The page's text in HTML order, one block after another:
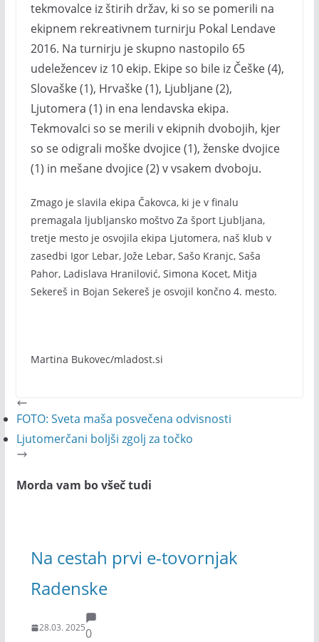
tekmovalce iz štirih držav, ki so se pomerili na
ekipnem rekreativnem turnirju Pokal Lendave
2016. Na turnirju je skupno nastopilo 65
udeležencev iz 10 ekip. Ekipe so bile iz Češke (4),
Slovaške (1), Hrvaške (1), Ljubljane (2),
Ljutomera (1) in ena lendavska ekipa.
Tekmovalci so se merili v ekipnih dvobojih, kjer
so se odigrali moške dvojice (1), ženske dvojice
(1) in mešane dvojice (2) v vsakem dvoboju.
Zmago je slavila ekipa Čakovca, ki je v finalu
premagala ljubljansko moštvo Za šport Ljubljana,
tretje mesto je osvojila ekipa Ljutomera, naš klub v
zasedbi Igor Lebar, Jože Lebar, Sašo Kranjc, Saša
Pahor, Ladislava Hranilović, Simona Kocet, Mitja
Sekereš in Bojan Sekereš je osvojil končno 4. mesto.
Martina Bukovec/mladost.si
FOTO: Sveta maša posvečena odvisnosti
Ljutomerčani boljši zgolj za točko
Morda vam bo všeč tudi
Na cestah prvi e-tovornjak
Radenske
28.03. 20250